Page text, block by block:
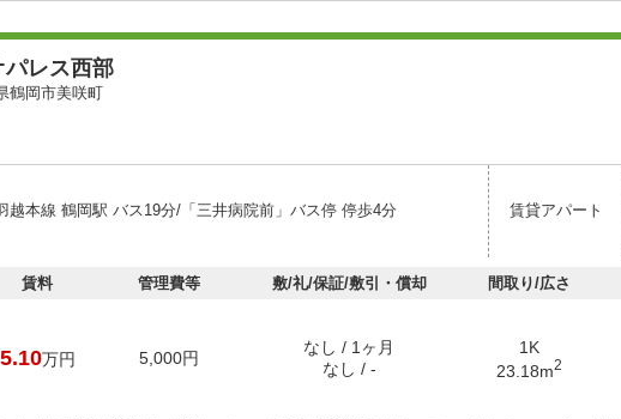
パレス西部
鶴岡市美咲町
越本線 鶴岡駅 バス19分/「三井病院前」バス停 停歩4分 賃貸アパート
賃料 管理費等 敷/礼/保証/敷引・償却 間取り/広さ
5.10万円 5,000円
なし / 1ヶ月
なし / -
1K
23.18m2